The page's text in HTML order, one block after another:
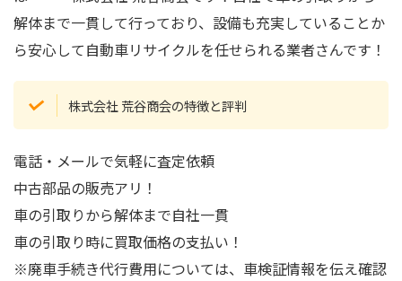
解体まで一貫して行っており、設備も充実していることか
ら安心して自動車リサイクルを任せられる業者さんです！
株式会社 荒谷商会の特徴と評判
電話・メールで気軽に査定依頼
中古部品の販売アリ！
車の引取りから解体まで自社一貫
車の引取り時に買取価格の支払い！
※廃車手続き代行費用については、車検証情報を伝え確認